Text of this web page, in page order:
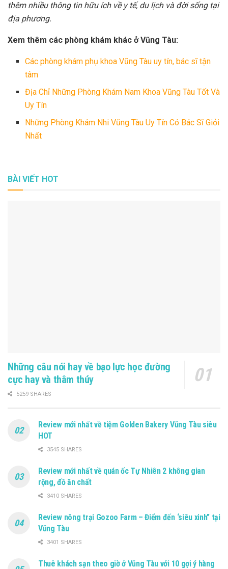
thêm nhiều thông tin hữu ích về y tế, du lịch và đời sống tại
địa phương.
Xem thêm các phòng khám khác ở Vũng Tàu:
Các phòng khám phụ khoa Vũng Tàu uy tín, bác sĩ tận
tâm
Địa Chỉ Những Phòng Khám Nam Khoa Vũng Tàu Tốt Và
Uy Tín
Những Phòng Khám Nhi Vũng Tàu Uy Tín Có Bác Sĩ Giỏi
Nhất
BÀI VIẾT HOT
Những câu nói hay về bạo lực học đường
cực hay và thâm thúy
5259 SHARES
Review mới nhất về tiệm Golden Bakery Vũng Tàu siêu
HOT
3545 SHARES
Review mới nhất về quán ốc Tự Nhiên 2 không gian
rộng, đồ ăn chất
3410 SHARES
Review nông trại Gozoo Farm – Điểm đến ‘siêu xinh” tại
Vũng Tàu
3401 SHARES
Thuê khách sạn theo giờ ở Vũng Tàu với 10 gợi ý hàng